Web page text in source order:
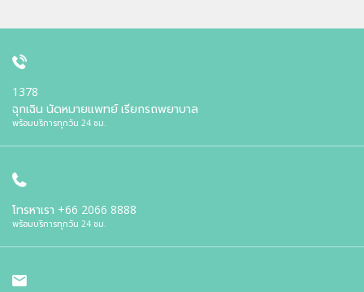
1378
ฉุกเฉิน นัดหมายแพทย์ เรียกรถพยาบาล
พร้อมบริการทุกวัน 24 ชม.
โทรหาเรา +66 2066 8888
พร้อมบริการทุกวัน 24 ชม.